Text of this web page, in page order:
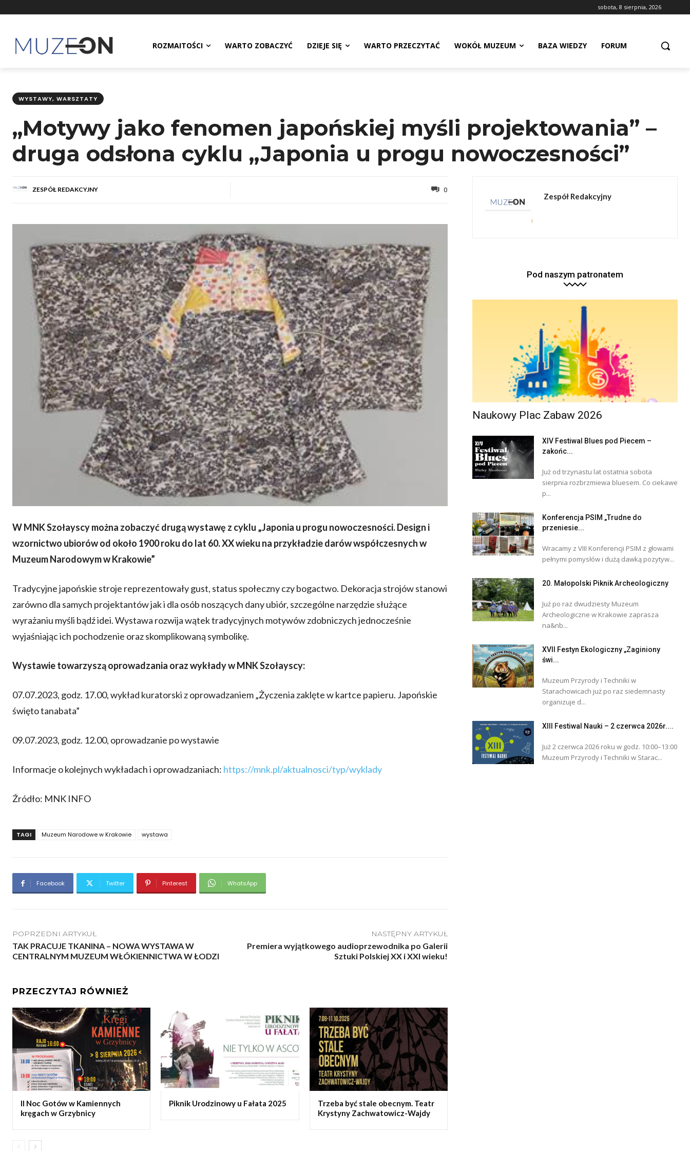
sobota, 8 sierpnia, 2026
ROZMAITOŚCI WARTO ZOBACZYĆ DZIEJE SIĘ WARTO PRZECZYTAĆ WOKÓŁ MUZEUM BAZA WIEDZY FORUM
WYSTAWY, WARSZTATY
„Motywy jako fenomen japońskiej myśli projektowania” –
druga odsłona cyklu „Japonia u progu nowoczesności”
ZESPÓŁ REDAKCYJNY 0
W MNK Szołayscy można zobaczyć drugą wystawę z cyklu „Japonia u progu nowoczesności. Design i
wzornictwo ubiorów od około 1900 roku do lat 60. XX wieku na przykładzie darów współczesnych w
Muzeum Narodowym w Krakowie”
Tradycyjne japońskie stroje reprezentowały gust, status społeczny czy bogactwo. Dekoracja strojów stanowi
zarówno dla samych projektantów jak i dla osób noszących dany ubiór, szczególne narzędzie służące
wyrażaniu myśli bądź idei. Wystawa rozwija wątek tradycyjnych motywów zdobniczych jednocześnie
wyjaśniając ich pochodzenie oraz skomplikowaną symbolikę.
Wystawie towarzyszą oprowadzania oraz wykłady w MNK Szołayscy:
07.07.2023, godz. 17.00, wykład kuratorski z oprowadzaniem „Życzenia zaklęte w kartce papieru. Japońskie
święto tanabata”
09.07.2023, godz. 12.00, oprowadzanie po wystawie
Informacje o kolejnych wykładach i oprowadzaniach: https://mnk.pl/aktualnosci/typ/wyklady
Źródło: MNK INFO
TAGI Muzeum Narodowe w Krakowie wystawa
Facebook Twitter Pinterest WhatsApp
POPRZEDNI ARTYKUŁ
TAK PRACUJE TKANINA – NOWA WYSTAWA W
CENTRALNYM MUZEUM WŁÓKIENNICTWA W ŁODZI
NASTĘPNY ARTYKUŁ
Premiera wyjątkowego audioprzewodnika po Galerii
Sztuki Polskiej XX i XXI wieku!
PRZECZYTAJ RÓWNIEŻ
II Noc Gotów w Kamiennych
kręgach w Grzybnicy
Piknik Urodzinowy u Fałata 2025
Trzeba być stale obecnym. Teatr
Krystyny Zachwatowicz-Wajdy
Zespół Redakcyjny
Pod naszym patronatem
Naukowy Plac Zabaw 2026
XIV Festiwal Blues pod Piecem –
zakońc...
Już od trzynastu lat ostatnia sobota
sierpnia rozbrzmiewa bluesem. Co ciekawe
p...
Konferencja PSIM „Trudne do
przeniesie...
Wracamy z VIII Konferencji PSIM z głowami
pełnymi pomysłów i dużą dawką pozytyw...
20. Małopolski Piknik Archeologiczny
Już po raz dwudziesty Muzeum
Archeologiczne w Krakowie zaprasza
na&nb...
XVII Festyn Ekologiczny „Zaginiony
świ...
Muzeum Przyrody i Techniki w
Starachowicach już po raz siedemnasty
organizuje d...
XIII Festiwal Nauki – 2 czerwca 2026r....
Już 2 czerwca 2026 roku w godz. 10:00–13:00
Muzeum Przyrody i Techniki w Starac...